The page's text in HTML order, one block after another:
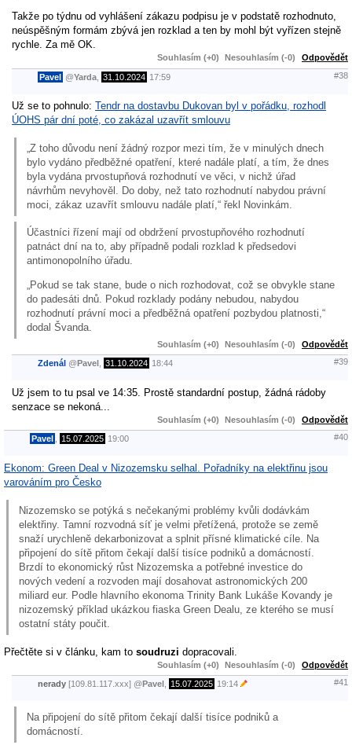
Takže po týdnu od vyhlášení zákazu podpisu je v podstatě rozhodnuto,
neúspěšným formám zbývá jen rozklad a ten by mohl být vyřízen stejně
rychle. Za mě OK.
Souhlasím (+0) Nesouhlasím (-0) Odpovědět
Pavel @Yarda 31.10.2024 17:59 #38
Už se to pohnulo: Tendr na dostavbu Dukovan byl v pořádku, rozhodl
ÚOHS pár dní poté, co zakázal uzavřít smlouvu
„Z toho důvodu není žádný rozpor mezi tím, že v minulých dnech
bylo vydáno předběžné opatření, které nadále platí, a tím, že dnes
byla vydána prvostupňová rozhodnutí ve věci, v nichž úřad
návrhům nevyhověl. Do doby, než tato rozhodnutí nabydou právní
moci, zákaz uzavřít smlouvu nadále platí,“ řekl Novinkám.
Účastníci řízení mají od obdržení prvostupňového rozhodnutí
patnáct dní na to, aby případně podali rozklad k předsedovi
antimonopolního úřadu.
„Pokud se tak stane, bude o nich rozhodovat, což se obvykle stane
do padesáti dnů. Pokud rozklady podány nebudou, nabydou
rozhodnutí právní moci a předběžná opatření pozbydou platnosti,“
dodal Švanda.
Souhlasím (+0) Nesouhlasím (-0) Odpovědět
Zdenál @ Pavel 31.10.2024 18:44 #39
Už jsem to tu psal ve 14:35. Prostě standardní postup, žádná rádoby
senzace se nekoná...
Souhlasím (+0) Nesouhlasím (-0) Odpovědět
Pavel 15.07.2025 19:00 #40
Ekonom: Green Deal v Nizozemsku selhal. Pořadníky na elektřinu jsou
varováním pro Česko
Nizozemsko se potýká s nečekanými problémy kvůli dodávkám
elektřiny. Tamní rozvodná síť je velmi přetížená, protože se země
snaží urychleně dekarbonizovat a splnit přísné klimatické cíle. Na
připojení do sítě přitom čekají další tisíce podniků a domácností.
Brzdí to ekonomický růst Nizozemska a potřebné investice do
nových vedení a rozvoden mají dosahovat astronomických 200
miliard eur. Podle hlavního ekonoma Trinity Bank Lukáše Kovandy je
nizozemský příklad ukázkou fiaska Green Dealu, ze kterého se musí
ostatní státy poučit.
Přečtěte si v článku, kam to soudruzi dopracovali.
Souhlasím (+0) Nesouhlasím (-0) Odpovědět
nerady [109.81.117.xxx] @ Pavel 15.07.2025 19:14 #41
Na připojení do sítě přitom čekají další tisíce podniků a
domácností.